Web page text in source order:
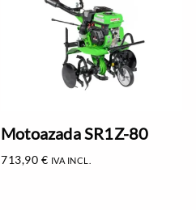
Motoazada SR1Z-80
713,90 € IVA INCL.